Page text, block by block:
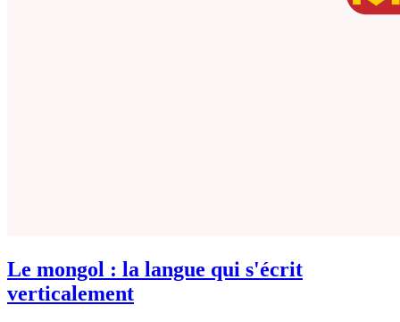
Le mongol : la langue qui s'écrit
verticalement